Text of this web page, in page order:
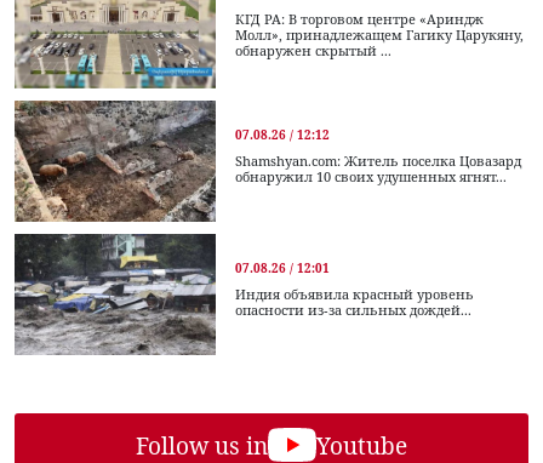
КГД РА: В торговом центре «Ариндж
Молл», принадлежащем Гагику Царукяну,
обнаружен скрытый ...
07.08.26 / 12:12
Shamshyan.com: Житель поселка Цовазард
обнаружил 10 своих удушенных ягнят...
07.08.26 / 12:01
Индия объявила красный уровень
опасности из-за сильных дождей...
Follow us in Youtube